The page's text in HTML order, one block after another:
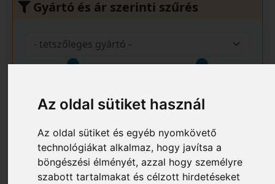
Az oldal sütiket használ
Az oldal sütiket és egyéb nyomkövető
technológiákat alkalmaz, hogy javítsa a
böngészési élményét, azzal hogy személyre
szabott tartalmakat és célzott hirdetéseket
Gyártó és ár szerinti szűrés